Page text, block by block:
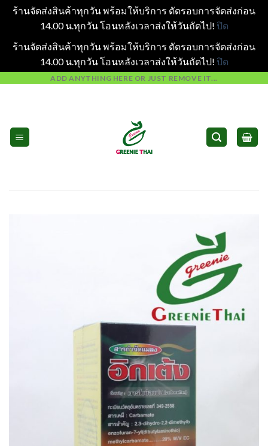
ร้านจัดส่งสินค้าทุกวัน พร้อมให้บริการ ตัดรอบการจัดส่งก่อน
14.00 น.ทุกวัน โอนหลังเวลาส่งให้วันถัดไป! ปิด
ร้านจัดส่งสินค้าทุกวัน พร้อมให้บริการ ตัดรอบการจัดส่งก่อน
14.00 น.ทุกวัน โอนหลังเวลาส่งให้วันถัดไป! ปิด
ADD ANYTHING HERE OR JUST REMOVE IT...